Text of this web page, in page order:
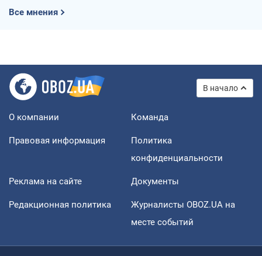
Все мнения
В начало
О компании Команда
Правовая информация
Политика
конфиденциальности
Реклама на сайте Документы
Редакционная политика
Журналисты OBOZ.UA на
месте событий